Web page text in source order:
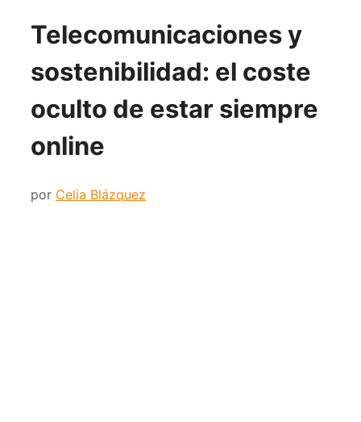
Telecomunicaciones y
sostenibilidad: el coste
oculto de estar siempre
online
por Celia Blázquez